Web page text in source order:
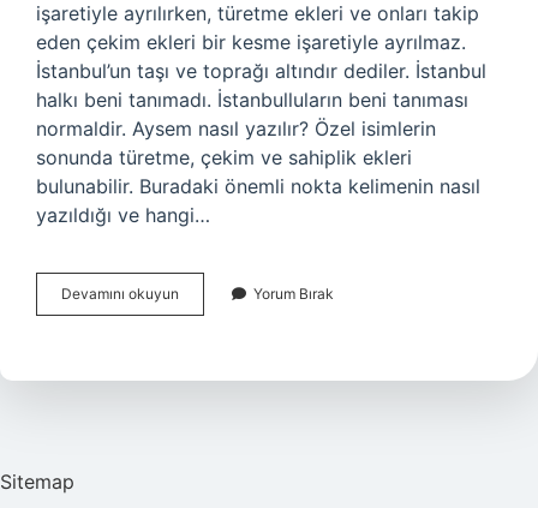
işaretiyle ayrılırken, türetme ekleri ve onları takip
eden çekim ekleri bir kesme işaretiyle ayrılmaz.
İstanbul’un taşı ve toprağı altındır dediler. İstanbul
halkı beni tanımadı. İstanbulluların beni tanıması
normaldir. Aysem nasıl yazılır? Özel isimlerin
sonunda türetme, çekim ve sahiplik ekleri
bulunabilir. Buradaki önemli nokta kelimenin nasıl
yazıldığı ve hangi…
Devamını okuyun Ahmedim
Nasıl
Yorum Bırak
Sitemap